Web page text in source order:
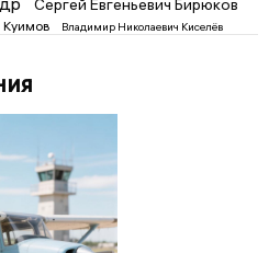
Сергей Евгеньевич Бирюков
Куимов Владимир Николаевич Киселёв